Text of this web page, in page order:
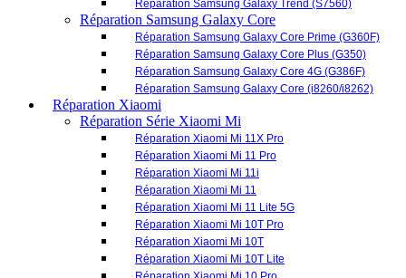
Réparation Xiaomi Mi 11 Pro
Réparation Xiaomi Mi 11i
Réparation Xiaomi Mi 11
Réparation Xiaomi Mi 11 Lite 5G
Réparation Xiaomi Mi 10T Pro
Réparation Xiaomi Mi 10T
Réparation Xiaomi Mi 10T Lite
Réparation Xiaomi Mi 10 Pro
Réparation Xiaomi Mi 10
Réparation Xiaomi Mi 10 Lite 5G
Réparation Xiaomi Mi 9T Pro
Réparation Xiaomi Mi 9T
Réparation Xiaomi Mi 9 SE
Réparation Xiaomi Mi 9
Réparation Xiaomi Mi 9 Lite
Réparation Xiaomi Mi 8 Pro